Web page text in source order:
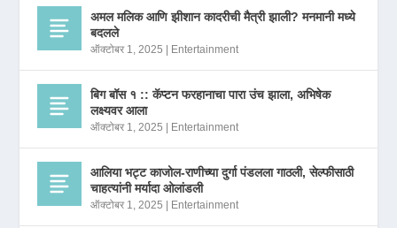
अमल मलिक आणि झीशान कादरीची मैत्री झाली? मनमानी मध्ये
बदलले
ऑक्टोबर 1, 2025 Entertainment
बिग बॉस १ :: कॅप्टन फरहानाचा पारा उंच झाला, अभिषेक
लक्ष्यवर आला
ऑक्टोबर 1, 2025 Entertainment
आलिया भट्ट काजोल-राणीच्या दुर्गा पंडलला गाठली, सेल्फीसाठी
चाहत्यांनी मर्यादा ओलांडली
ऑक्टोबर 1, 2025 Entertainment